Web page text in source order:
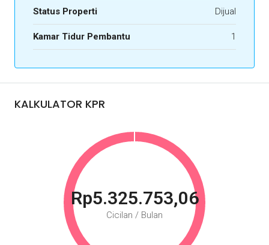
Status Properti Dijual
Kamar Tidur Pembantu 1
KALKULATOR KPR
Rp5.325.753,06
Cicilan / Bulan